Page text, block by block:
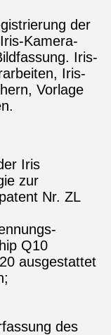
der
Kamera-
Iris-
Iris-
Vorlage
Iris
zur
Nr. ZL
Q10
ausgestattet
des